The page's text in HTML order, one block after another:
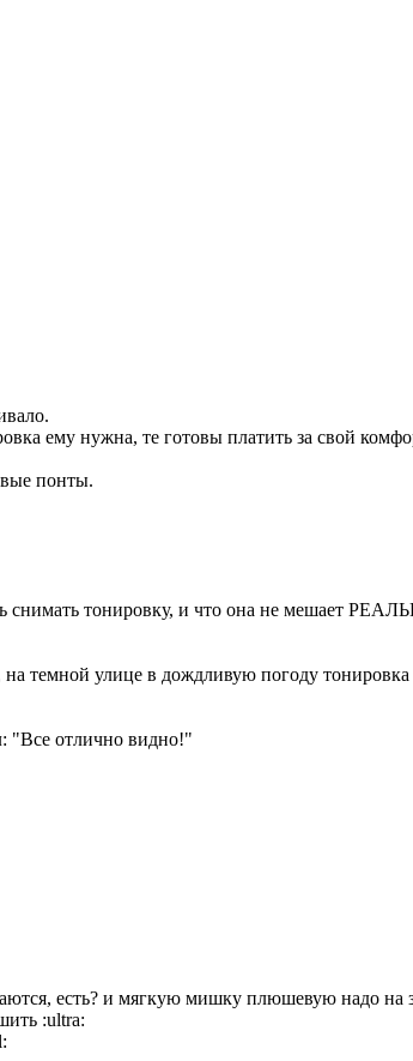
ему нужна, те готовы платить за свой
понты.
снимать тонировку, и что она не мешает
темной улице в дождливую погоду
"Все отлично видно!"
есть? и мягкую мишку плюшевую надо
:ultra: